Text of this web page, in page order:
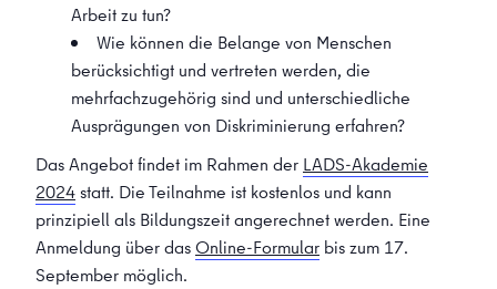
Arbeit zu tun?
Wie können die Belange von Menschen
berücksichtigt und vertreten werden, die
mehrfachzugehörig sind und unterschiedliche
Ausprägungen von Diskriminierung erfahren?
Das Angebot findet im Rahmen der LADS-Akademie
2024statt. Die Teilnahme ist kostenlos und kann
prinzipiell als Bildungszeit angerechnet werden. Eine
Anmeldung über dasOnline-Formular bis zum 17.
September möglich.